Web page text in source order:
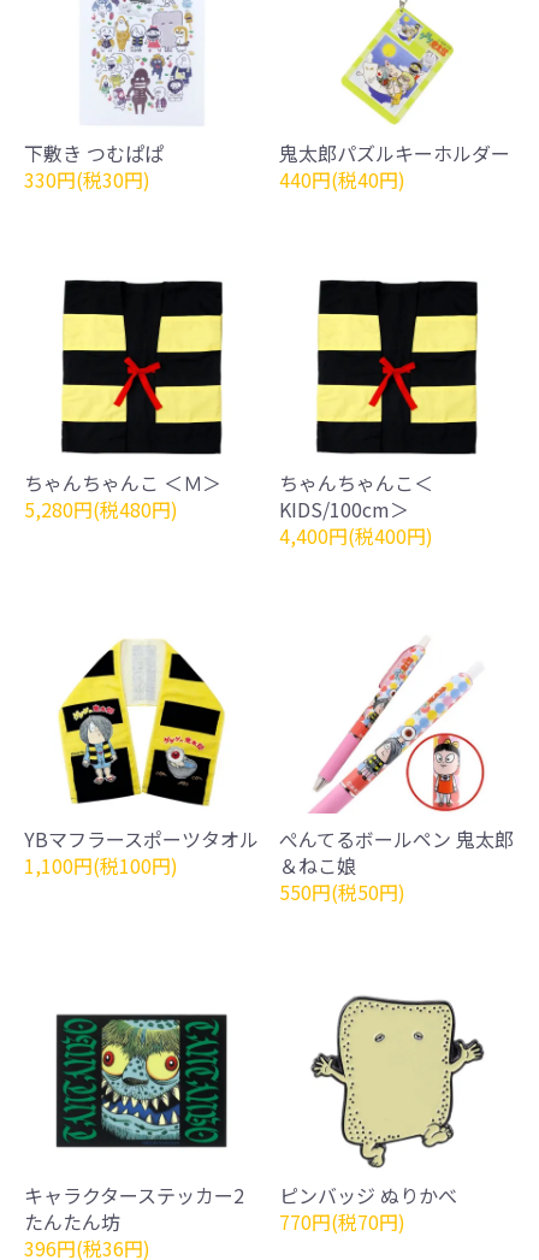
下敷き つむぱぱ
330円(税30円)
鬼太郎パズルキーホルダー
440円(税40円)
ちゃんちゃんこ ＜Ｍ＞
5,280円(税480円)
ちゃんちゃんこ＜
KIDS/100cm＞
4,400円(税400円)
YBマフラースポーツタオル
1,100円(税100円)
ぺんてるボールペン 鬼太郎
＆ねこ娘
550円(税50円)
キャラクターステッカー2
たんたん坊
396円(税36円)
ピンバッジ ぬりかべ
770円(税70円)